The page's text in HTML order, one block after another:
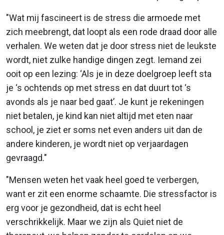
"Wat mij fascineert is de stress die armoede met
zich meebrengt, dat loopt als een rode draad door alle
verhalen. We weten dat je door stress niet de leukste
wordt, niet zulke handige dingen zegt. Iemand zei
ooit op een lezing: ‘Als je in deze doelgroep leeft sta
je ‘s ochtends op met stress en dat duurt tot ‘s
avonds als je naar bed gaat’. Je kunt je rekeningen
niet betalen, je kind kan niet altijd met eten naar
school, je ziet er soms net even anders uit dan de
andere kinderen, je wordt niet op verjaardagen
gevraagd."
"Mensen weten het vaak heel goed te verbergen,
want er zit een enorme schaamte. Die stressfactor is
erg voor je gezondheid, dat is echt heel
verschrikkelijk. Maar we zijn als Quiet niet de